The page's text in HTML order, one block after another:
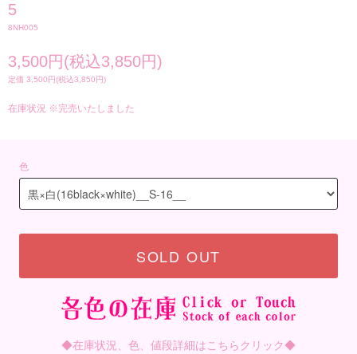
5
8NH005
3,500円(税込3,850円)
定価 3,500円(税込3,850円)
在庫状況 ※完売いたしました
色
SOLD OUT
◆在庫状況、色、値段詳細はこちらクリック◆